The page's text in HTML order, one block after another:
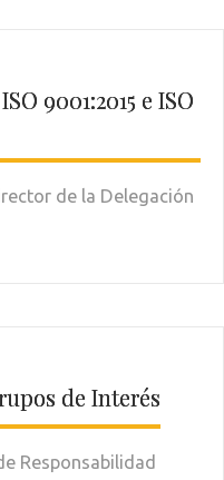
9001:2015 e ISO
de la Delegación
de Interés
Responsabilidad